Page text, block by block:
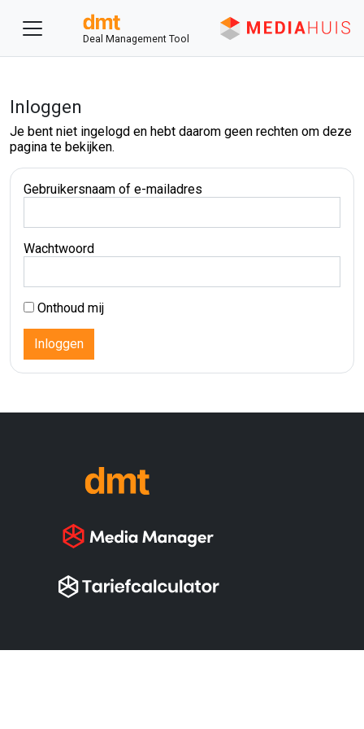
Deal Management Tool
Inloggen
Je bent niet ingelogd en hebt daarom geen rechten om deze
pagina te bekijken.
Gebruikersnaam of e-mailadres
Wachtwoord
Onthoud mij